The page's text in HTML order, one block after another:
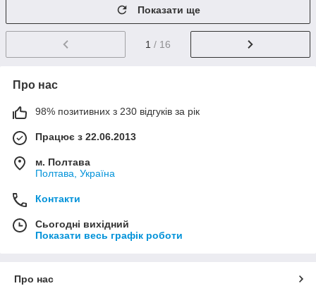
Показати ще
1 / 16
Про нас
98% позитивних з 230 відгуків за рік
Працює з 22.06.2013
м. Полтава
Полтава, Україна
Контакти
Сьогодні вихідний
Показати весь графік роботи
Про нас